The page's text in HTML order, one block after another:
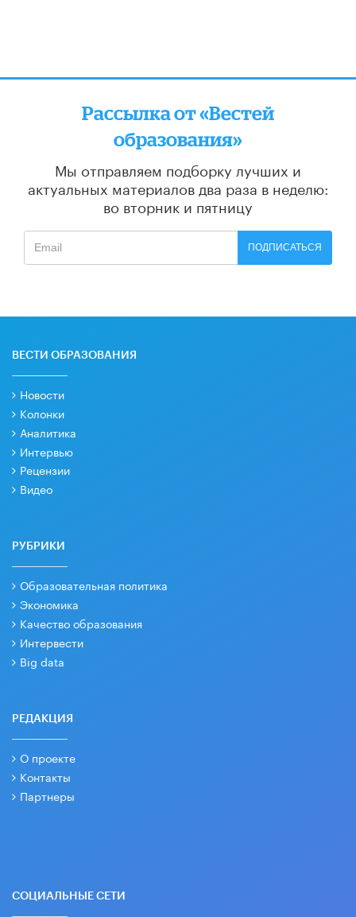
Рассылка от «Вестей
образования»
Мы отправляем подборку лучших и
актуальных материалов два раза в неделю:
во вторник и пятницу
ПОДПИСАТЬСЯ
ВЕСТИ ОБРАЗОВАНИЯ
Новости
Колонки
Аналитика
Интервью
Рецензии
Видео
РУБРИКИ
Образовательная политика
Экономика
Качество образования
Интервести
Big data
РЕДАКЦИЯ
О проекте
Контакты
Партнеры
СОЦИАЛЬНЫЕ СЕТИ